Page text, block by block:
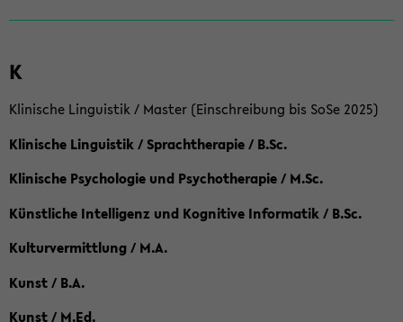
K
Klinische Linguistik / Master (Einschreibung bis SoSe 2025)
Klinische Linguistik / Sprachtherapie / B.Sc.
Klinische Psychologie und Psychotherapie / M.Sc.
Künstliche Intelligenz und Kognitive Informatik / B.Sc.
Kulturvermittlung / M.A.
Kunst / B.A.
Kunst / M.Ed.